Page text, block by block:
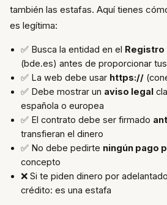
también las estafas. Aquí tienes
es legítima:
✅ Busca la entidad en el Registro
(bde.es) antes de proporcionar
✅ La web debe usar https://
✅ Debe mostrar un aviso legal
española o europea
✅ El contrato debe ser firmado
transfieran el dinero
✅ No debe pedirte ningún pago
concepto
❌ Si te piden dinero por
crédito: es una estafa